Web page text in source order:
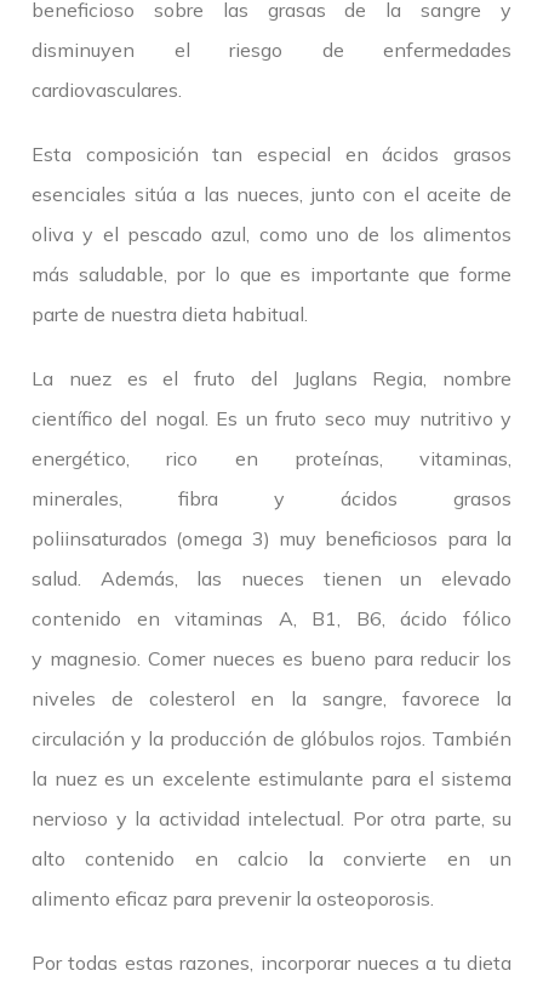
beneficioso sobre las grasas de la sangre y
disminuyen el riesgo de enfermedades
cardiovasculares.
Esta composición tan especial en ácidos grasos
esenciales sitúa a las nueces, junto con el aceite de
oliva y el pescado azul, como uno de los alimentos
más saludable, por lo que es importante que forme
parte de nuestra dieta habitual.
La nuez es el fruto del Juglans Regia, nombre
científico del nogal. Es un fruto seco muy nutritivo y
energético, rico en proteínas, vitaminas,
minerales, fibra y ácidos grasos
poliinsaturados (omega 3) muy beneficiosos para la
salud. Además, las nueces tienen un elevado
contenido en vitaminas A, B1, B6, ácido fólico
y magnesio. Comer nueces es bueno para reducir los
niveles de colesterol en la sangre, favorece la
circulación y la producción de glóbulos rojos. También
la nuez es un excelente estimulante para el sistema
nervioso y la actividad intelectual. Por otra parte, su
alto contenido en calcio la convierte en un
alimento eficaz para prevenir la osteoporosis.
Por todas estas razones, incorporar nueces a tu dieta